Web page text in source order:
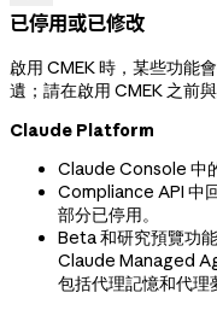
已停用或已修改
啟用 CMEK 時，某些功能
遺；請在啟用 CMEK 之前
Claude Platform
Claude Console 中
Compliance API 中
部分已停用。
Beta 和研究預覽功
Claude Managed
包括代理記憶和代理